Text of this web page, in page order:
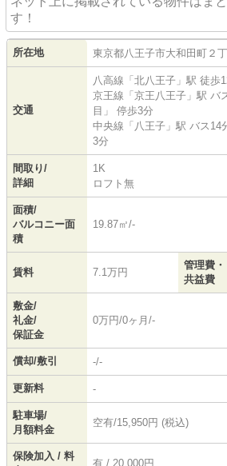
す！
所在地 東京都八王子市大和田町 ２
交通
八高線 「北八王子 」駅 徒歩
京王線 「京王八王子 」駅 バ
目」 停歩3分
中央線 「 八王子 」駅 バス14
3分
間取り/
詳細
1K
ロフト無
面積/
バルコニー面
積
19.87㎡/-
賃料 7.1万円
管理費・
共益費
敷金/
礼金/
保証金
0万円/0ヶ月/-
償却/敷引 -/-
更新料 -
駐車場/
月額料金
空有/15,950円 (税込)
保険加入 / 料
有 / 20,000円